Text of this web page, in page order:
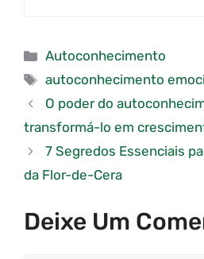
Categorias
Autoconhecimento
Tags
autoconhecimento
O poder do
transformá-lo em
7 Segredos Essenciais
da Flor-de-Cera
Deixe Um